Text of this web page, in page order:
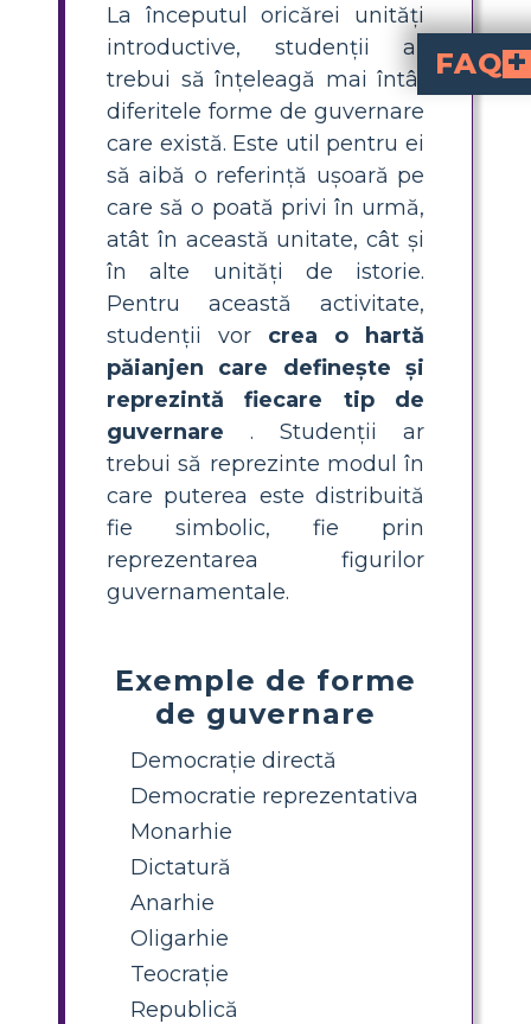
La începutul oricărei unități
introductive, studenții ar
trebui să înțeleagă mai întâi
diferitele forme de guvernare
care există. Este util pentru ei
să aibă o referință ușoară pe
care să o poată privi în urmă,
atât în această unitate, cât și
în alte unități de istorie.
Pentru această activitate,
studenții vor crea o hartă
păianjen care definește și
reprezintă fiecare tip de
guvernare . Studenții ar
trebui să reprezinte modul în
care puterea este distribuită
fie simbolic, fie prin
reprezentarea figurilor
guvernamentale.
Exemple de forme
de guvernare
Democrație directă
Democratie reprezentativa
Monarhie
Dictatură
Anarhie
Oligarhie
Teocraţie
Republică
FAQ